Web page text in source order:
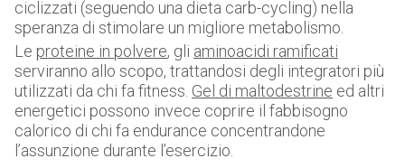
ciclizzati (seguendo una dieta carb-cycling) nella
speranza di stimolare un migliore metabolismo.
Le proteine in polvere, gli aminoacidi ramificati
serviranno allo scopo, trattandosi degli integratori più
utilizzati da chi fa fitness. Gel di maltodestrine ed altri
energetici possono invece coprire il fabbisogno
calorico di chi fa endurance concentrandone
l’assunzione durante l’esercizio.